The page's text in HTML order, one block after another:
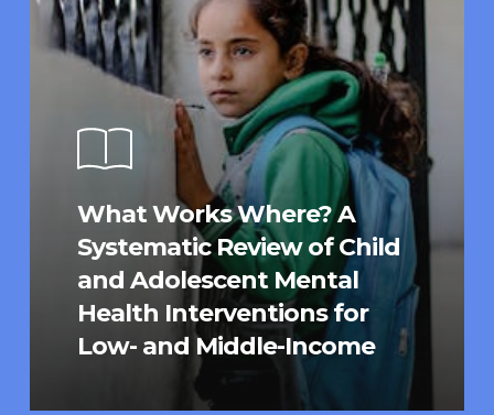
What Works Where? A
Systematic Review of Child
and Adolescent Mental
Health Interventions for
Low- and Middle-Income